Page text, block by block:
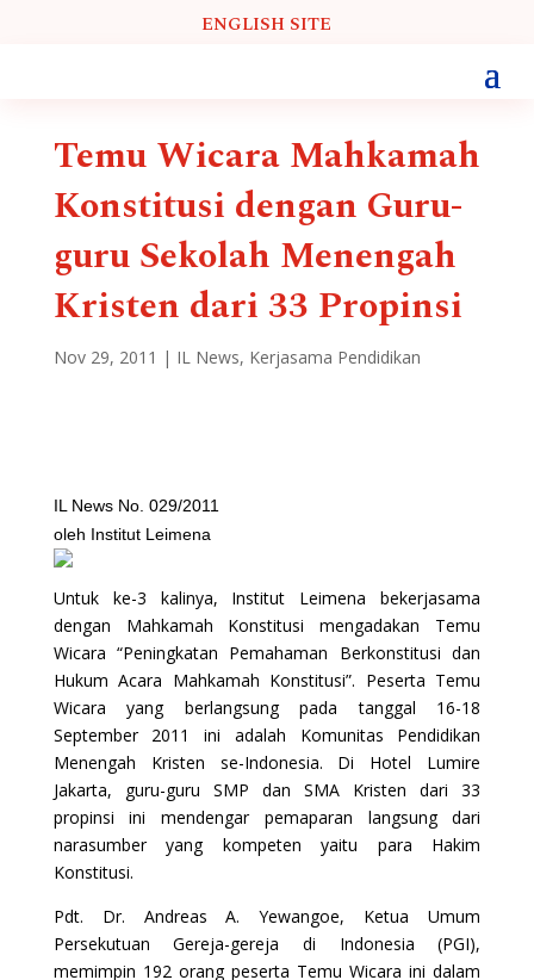
ENGLISH SITE
Temu Wicara Mahkamah
Konstitusi dengan Guru-
guru Sekolah Menengah
Kristen dari 33 Propinsi
Nov 29, 2011 | IL News, Kerjasama Pendidikan
IL News No. 029/2011
oleh Institut Leimena
Untuk ke-3 kalinya, Institut Leimena bekerjasama
dengan Mahkamah Konstitusi mengadakan Temu
Wicara “Peningkatan Pemahaman Berkonstitusi dan
Hukum Acara Mahkamah Konstitusi”. Peserta Temu
Wicara yang berlangsung pada tanggal 16-18
September 2011 ini adalah Komunitas Pendidikan
Menengah Kristen se-Indonesia. Di Hotel Lumire
Jakarta, guru-guru SMP dan SMA Kristen dari 33
propinsi ini mendengar pemaparan langsung dari
narasumber yang kompeten yaitu para Hakim
Konstitusi.
Pdt. Dr. Andreas A. Yewangoe, Ketua Umum
Persekutuan Gereja-gereja di Indonesia (PGI),
memimpin 192 orang peserta Temu Wicara ini dalam